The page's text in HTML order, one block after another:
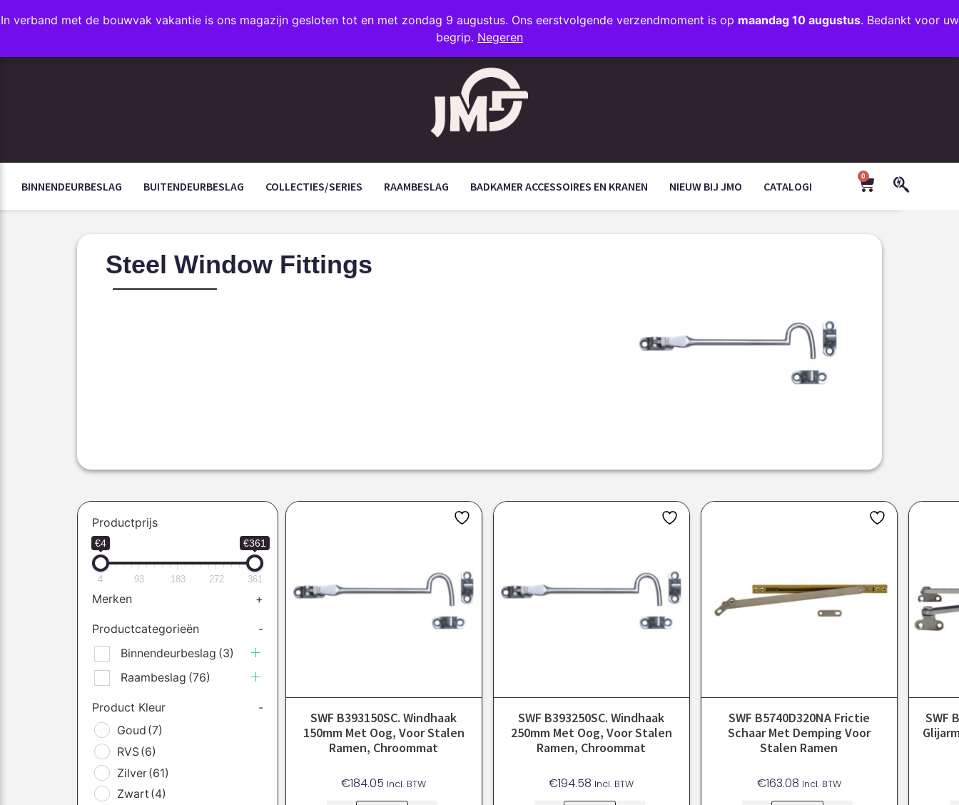
In verband met de bouwvak vakantie is ons magazijn gesloten tot en met zondag 9 augustus. Ons eerstvolgende verzendmoment is op maandag 10 augustus. Bedankt voor uw
begrip. Negeren
INFO@JMODESIGN.NL
+31 (0)35 203 1663
FAVORIETEN
BINNENDEURBESLAG BUITENDEURBESLAG COLLECTIES/SERIES RAAMBESLAG BADKAMER ACCESSOIRES EN KRANEN NIEUW BIJ JMO CATALOGI
0
Steel Window Fittings
Productprijs
€4 €361
4 93 183 272 361
Merken +
Productcategorieën
-
Binnendeurbeslag (3)
Raambeslag (76)
Product Kleur
-
Goud (7)
RVS(6)
Zilver(61)
Zwart (4)
SWF B393150SC. Windhaak
150mm Met Oog, Voor Stalen
Ramen, Chroommat
€184.05 Incl. BTW
SWF B393250SC. Windhaak
250mm Met Oog, Voor Stalen
Ramen, Chroommat
€194.58 Incl. BTW
SWF B5740D320NA Frictie
Schaar Met Demping Voor
Stalen Ramen
€163.08 Incl. BTW
SWF